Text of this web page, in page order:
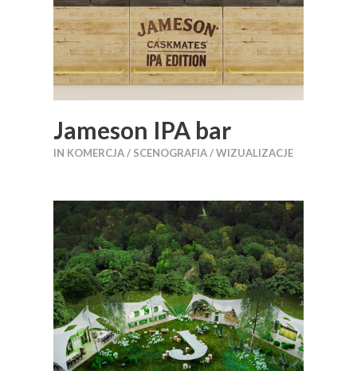
Jameson IPA bar
IN KOMERCJA / SCENOGRAFIA / WIZUALIZACJE